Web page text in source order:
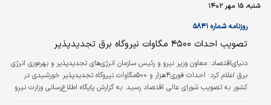
واحدهای تحت لیسانس برای نفت انتخاب می‌‌‌کردیم که همزمان در کشور این سوال
شنبه، ۱۵ مهر ۱۴۰۲
روزنامه شماره ۵۸۴۱
تصویب احداث ۴۵۰۰ مگاوات نیروگاه برق تجدیدپذیر
دنیای‌اقتصاد: معاون وزیر نیرو و رئیس سازمان انرژی‌‌‌های تجدیدپذیر و بهره‌وری انرژی
برق اعلام کرد: احداث فوری۴هزار و ۵۰۰مگاوات نیروگاه تجدیدپذیر خورشیدی در
کشور به تصویب شورای عالی اقتصاد رسید. به گزارش پایگاه اطلاع‌‌‌رسانی وزارت نیرو